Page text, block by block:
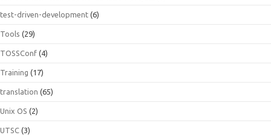
test-driven-development (6)
Tools (29)
TOSSConf (4)
Training (17)
translation (65)
Unix OS (2)
UTSC (3)